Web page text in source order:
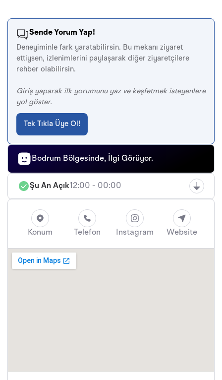
Sende Yorum Yap!
Deneyiminle fark yaratabilirsin. Bu mekanı ziyaret
ettiysen, izlenimlerini paylaşarak diğer ziyaretçilere
rehber olabilirsin.
Giriş yaparak ilk yorumunu yaz ve keşfetmek isteyenlere
yol göster.
Tek Tıkla Üye Ol!
Bodrum Bölgesinde, İlgi Görüyor.
Şu An Açık12:00 - 00:00
Konum Telefon Instagram Website